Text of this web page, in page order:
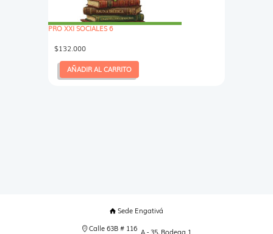
PRO XXI SOCIALES 6
$132.000
AÑADIR AL CARRITO
Sede Engativá
Calle 63B # 116 A - 35, Bodega 1